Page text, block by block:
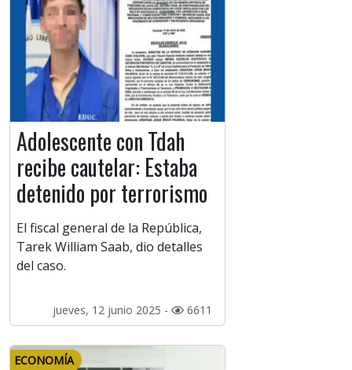
Adolescente con Tdah
recibe cautelar: Estaba
detenido por terrorismo
El fiscal general de la República,
Tarek William Saab, dio detalles
del caso.
jueves, 12 junio 2025 - 6611
ECONOMÍA